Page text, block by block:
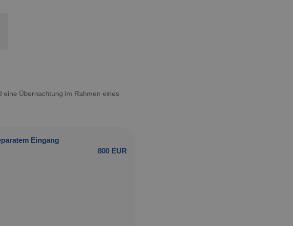
eine Übernachtung im Rahmen eines
Eingang
800 EUR